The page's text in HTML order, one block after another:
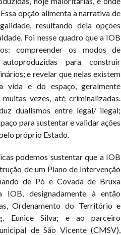
opção alimenta a narrativa de
resultando dela opções
Foi nesse quadro que a IOB
compreender os modos de
para construir
e revelar que nelas existem
vida e do espaço, geralmente
vezes, até criminalizadas.
dualismos entre legal/ ilegal;
para sustentar e validar ações
próprio Estado.
podemos sustentar que a IOB
de um Plano de Intervenção
de Pó e Covada de Bruxa
designadamente à então
Ordenamento do Território e
Eunice Silva; e ao parceiro
de São Vicente (CMSV),